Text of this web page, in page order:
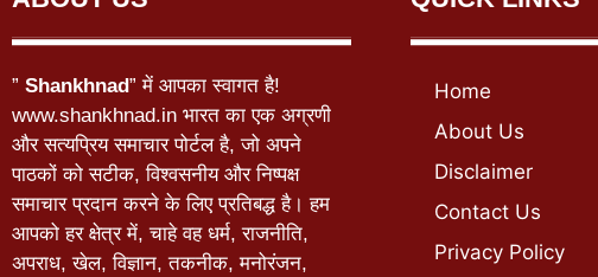
” Shankhnad” में आपका स्वागत है!
www.shankhnad.in भारत का एक अग्रणी
और सत्यप्रिय समाचार पोर्टल है, जो अपने
पाठकों को सटीक, विश्वसनीय और निष्पक्ष
समाचार प्रदान करने के लिए प्रतिबद्ध है। हम
आपको हर क्षेत्र में, चाहे वह धर्म, राजनीति,
अपराध, खेल, विज्ञान, तकनीक, मनोरंजन,
Home
About Us
Disclaimer
Contact Us
Privacy Policy